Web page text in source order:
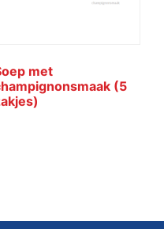
met
(5